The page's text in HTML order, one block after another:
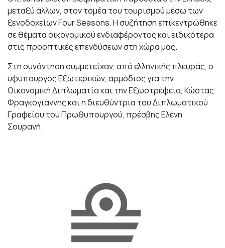
μεταξύ άλλων, στον τομέα του τουρισμού μέσω των
ξενοδοχείων Four Seasons. Η συζήτηση επικεντρώθηκε
σε θέματα οικονομικού ενδιαφέροντος και ειδικότερα
στις προοπτικές επενδύσεων στη χώρα μας.
Στη συνάντηση συμμετείχαν, από ελληνικής πλευράς, ο
υφυπουργός Εξωτερικών, αρμόδιος για την
Οικονομική Διπλωματία και την Εξωστρέφεια, Κώστας
Φραγκογιάννης και η διευθύντρια του Διπλωματικού
Γραφείου του Πρωθυπουργού, πρέσβης Ελένη
Σουρανή.